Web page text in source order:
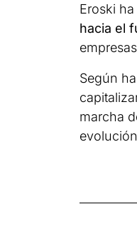
Eroski
hacia el
Según
marcha